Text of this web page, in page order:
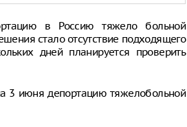
в Россию тяжело больной
стало отсутствие подходящего
дней планируется проверить
3 июня депортацию тяжелобольной